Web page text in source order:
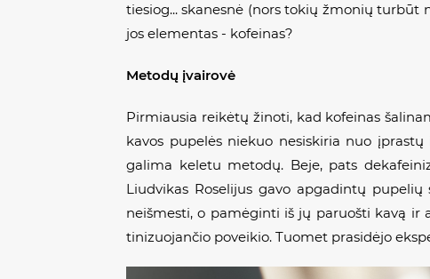
tiesiog... skanesnė (nors tokių žmonių turbūt
jos elementas - kofeinas?
Metodų įvairovė
Pirmiausia reikėtų žinoti, kad kofeinas
kavos pupelės niekuo nesiskiria nuo
galima keletu metodų. Beje, pats
Liudvikas Roselijus gavo apgadintų
neišmesti, o pamėginti iš jų paruošti kavą ir
tinizuojančio poveikio. Tuomet prasidėjo